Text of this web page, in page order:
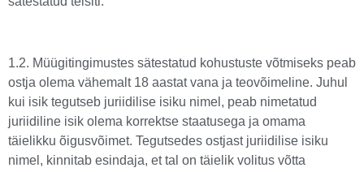
1.2. Müügitingimustes sätestatud kohustuste võtmiseks peab
ostja olema vähemalt 18 aastat vana ja teovõimeline. Juhul
kui isik tegutseb juriidilise isiku nimel, peab nimetatud
juriidiline isik olema korrektse staatusega ja omama
täielikku õigusvõimet. Tegutsedes ostjast juriidilise isiku
nimel, kinnitab esindaja, et tal on täielik volitus võtta